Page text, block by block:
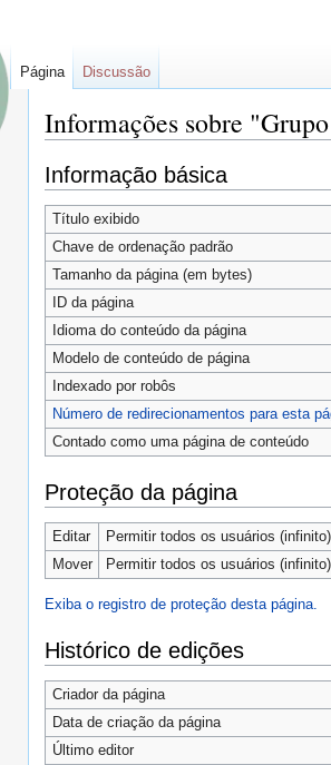
Informações sobre
Ir
para
navegação
Ir
para
pesquisar
Informação básica
Título exibido
Chave de ordenação padrão
Tamanho da página (em bytes)
ID da página
Idioma do conteúdo da página
Modelo de conteúdo de página
Indexado por robôs
Número de redirecionamentos para esta
Contado como uma página de conteúdo
Proteção da página
Editar
Permitir todos os usuários (infinito)
Mover
Permitir todos os usuários (infinito)
Exiba o registro de proteção desta página.
Histórico de edições
Criador da página
Data de criação da página
Último editor
Página Discussão